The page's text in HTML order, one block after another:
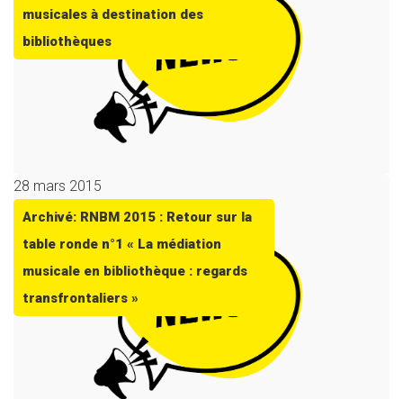
musicales à destination des
bibliothèques
28 mars 2015
Archivé: RNBM 2015 : Retour sur la
table ronde n°1 « La médiation
musicale en bibliothèque : regards
transfrontaliers »